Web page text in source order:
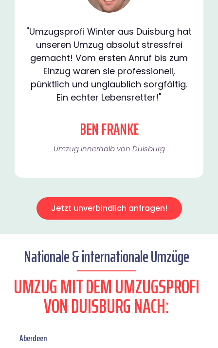
"Umzugsprofi Winter aus Duisburg hat
unseren Umzug absolut stressfrei
gemacht! Vom ersten Anruf bis zum
Einzug waren sie professionell,
pünktlich und unglaublich sorgfältig.
Ein echter Lebensretter!"
BEN FRANKE
Umzug innerhalb von Duisburg​
Jetzt unverbindlich anfragen!
Nationale & internationale Umzüge
UMZUG MIT DEM UMZUGSPROFI
VON DUISBURG NACH:
Aberdeen